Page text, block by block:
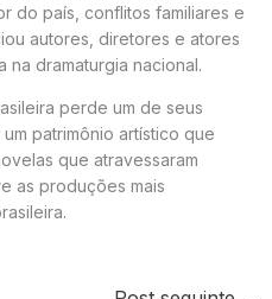
do país, conflitos familiares e
autores, diretores e atores
dramaturgia nacional.
perde um de seus
patrimônio artístico que
que atravessaram
as produções mais